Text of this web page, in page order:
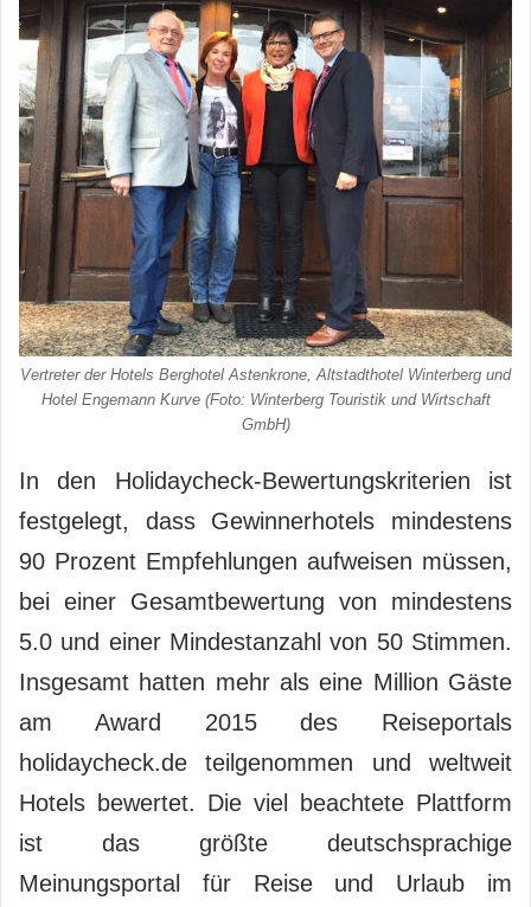
Vertreter der Hotels Berghotel Astenkrone, Altstadthotel Winterberg und
Hotel Engemann Kurve (Foto: Winterberg Touristik und Wirtschaft
GmbH)
In den Holidaycheck-Bewertungskriterien ist
festgelegt, dass Gewinnerhotels mindestens
90 Prozent Empfehlungen aufweisen müssen,
bei einer Gesamtbewertung von mindestens
5.0 und einer Mindestanzahl von 50 Stimmen.
Insgesamt hatten mehr als eine Million Gäste
am Award 2015 des Reiseportals
holidaycheck.de teilgenommen und weltweit
Hotels bewertet. Die viel beachtete Plattform
ist das größte deutschsprachige
Meinungsportal für Reise und Urlaub im